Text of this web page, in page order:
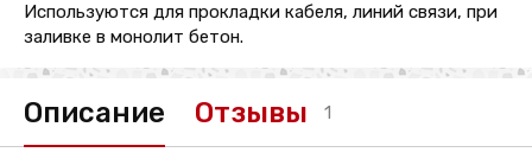
Используются для прокладки кабеля, линий связи, при
заливке в монолит бетон.
Описание Отзывы 1